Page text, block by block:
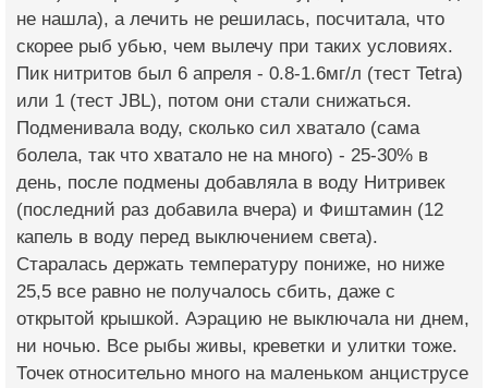
не нашла), а лечить не решилась, посчитала, что
скорее рыб убью, чем вылечу при таких условиях.
Пик нитритов был 6 апреля - 0.8-1.6мг/л (тест Tetra)
или 1 (тест JBL), потом они стали снижаться.
Подменивала воду, сколько сил хватало (сама
болела, так что хватало не на много) - 25-30% в
день, после подмены добавляла в воду Нитривек
(последний раз добавила вчера) и Фиштамин (12
капель в воду перед выключением света).
Старалась держать температуру пониже, но ниже
25,5 все равно не получалось сбить, даже с
открытой крышкой. Аэрацию не выключала ни днем,
ни ночью. Все рыбы живы, креветки и улитки тоже.
Точек относительно много на маленьком анциструсе